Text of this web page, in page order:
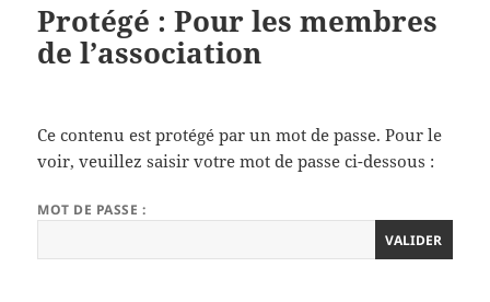
Protégé : Pour les membres
de l’association
Ce contenu est protégé par un mot de passe. Pour le
voir, veuillez saisir votre mot de passe ci-dessous :
MOT DE PASSE :